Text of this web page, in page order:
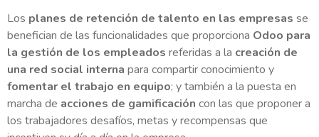
Los planes de retención de talento en las empresas se
benefician de las funcionalidades que proporciona Odoo para
la gestión de los empleados referidas a la creación de
una red social interna para compartir conocimiento y
fomentar el trabajo en equipo; y también a la puesta en
marcha de acciones de gamificación con las que proponer a
los trabajadores desafíos, metas y recompensas que